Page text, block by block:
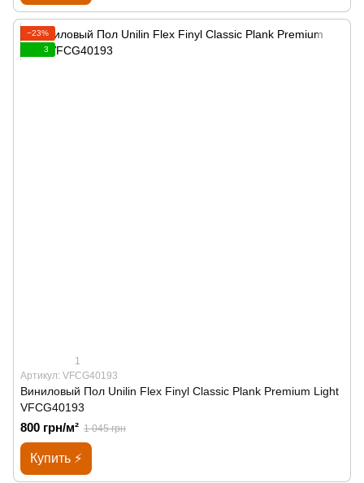
−23%
3
1
Артикул: VFCG40193
Виниловый Пол Unilin Flex Finyl Classic Plank Premium Light
VFCG40193
800 грн/м² 1 045 грн
Купить ⚡